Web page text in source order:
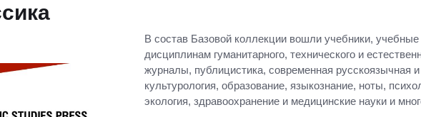
В состав Базовой коллекции вошли учебники,
дисциплинам гуманитарного, технического и
журналы, публицистика, современная русскоязычная
культурология, образование, языкознание, ноты,
экология, здравоохранение и медицинские науки и